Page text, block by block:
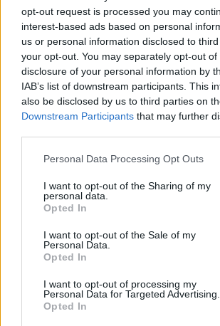
opt-out request is processed you may
interest-based ads based on personal
us or personal information disclosed to
your opt-out. You may separately opt-out
disclosure of your personal information by
IAB’s list of downstream participants. This
also be disclosed by us to third parties on
Downstream Participants that may further
Personal Data Processing Opt Outs
I want to opt-out of the Sharing of my
personal data.
Opted In
I want to opt-out of the Sale of my
Personal Data.
Opted In
I want to opt-out of processing my
Personal Data for Targeted Advertising.
Opted In
Στα ‘80s, το σκηνικό άλλαξε και
στο μπράντι, το οποίο κατέβαζε στον
σε ποσότητες ικανές να σκοτώσουν
«Ξυπνούσα και κατέβαζα ένα λίτρο
πρωινό. Μετά συνέχιζα με ό,τι άλλο
μπροστά μου», δήλωνε τότε.